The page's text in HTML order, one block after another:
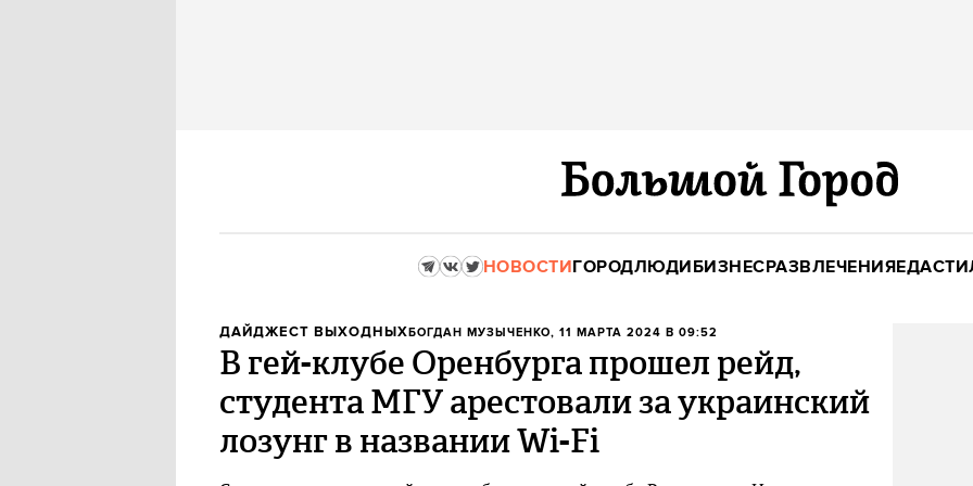
НОВОСТИГОРОДЛЮДИБИЗНЕСРАЗВЛЕЧЕНИЯЕДА
ДАЙДЖЕСТ ВЫХОДНЫХБОГДАН МУЗЫЧЕНКО, 11 МАРТА 2024 В 09:52
В гей-клубе Оренбурга прошел рейд,
студента МГУ арестовали за украинский
лозунг в названии Wi-Fi